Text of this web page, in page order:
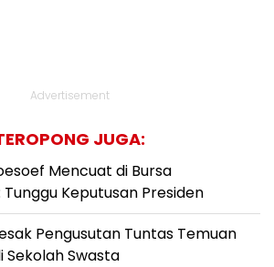
Advertisement
JUGA:
Mencuat di Bursa
Tunggu Keputusan Presiden
Pengusutan Tuntas Temuan
Sekolah Swasta